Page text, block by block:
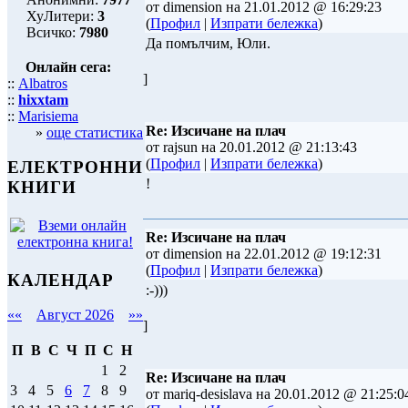
ХуЛитери: 3
Всичко: 7980
Онлайн сега:
:: Albatros
:: hixxtam
:: Marisiema
» още статистика
ЕЛЕКТРОННИ
КНИГИ
КАЛЕНДАР
«« Август 2026 »»
П В С Ч П С Н
1
2
3
4 5 6 7 8
9
от dimension на 21.01.2012 @ 16:29:23
(Профил | Изпрати бележка)
Да помълчим, Юли.
]
Re: Изсичане на плач
от rajsun на 20.01.2012 @ 21:13:43
(Профил | Изпрати бележка)
!
Re: Изсичане на плач
от dimension на 22.01.2012 @ 19:12:31
(Профил | Изпрати бележка)
:-)))
]
Re: Изсичане на плач
от mariq-desislava на 20.01.2012 @